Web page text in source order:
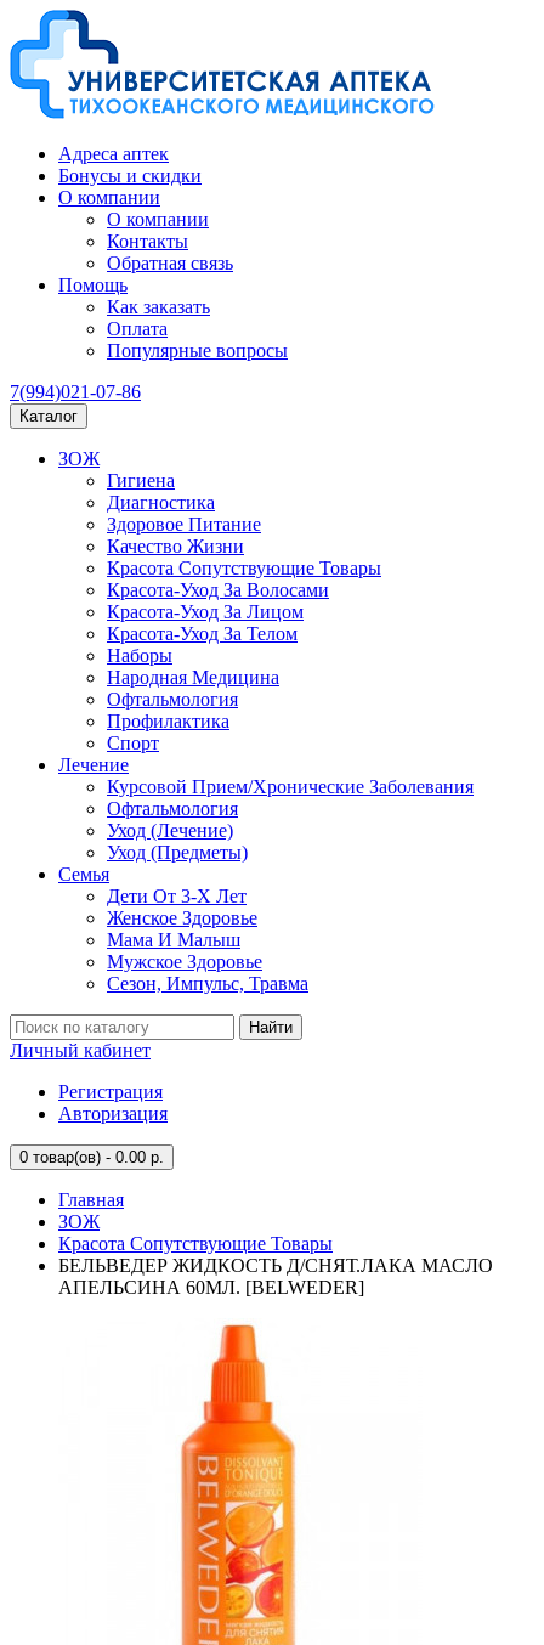
Адреса аптек
Бонусы и скидки
О компании
О компании
Контакты
Обратная связь
Помощь
Как заказать
Оплата
Популярные вопросы
7(994)021-07-86
Каталог
ЗОЖ
Гигиена
Диагностика
Здоровое Питание
Качество Жизни
Красота Сопутствующие Товары
Красота-Уход За Волосами
Красота-Уход За Лицом
Красота-Уход За Телом
Наборы
Народная Медицина
Офтальмология
Профилактика
Спорт
Лечение
Курсовой Прием/Хронические Заболевания
Офтальмология
Уход (Лечение)
Уход (Предметы)
Семья
Дети От 3-Х Лет
Женское Здоровье
Мама И Малыш
Мужское Здоровье
Сезон, Импульс, Травма
Найти
Личный кабинет
Регистрация
Авторизация
0 товар(ов) - 0.00 р.
Главная
ЗОЖ
Красота Сопутствующие Товары
БЕЛЬВЕДЕР ЖИДКОСТЬ Д/СНЯТ.ЛАКА МАСЛО
АПЕЛЬСИНА 60МЛ. [BELWEDER]